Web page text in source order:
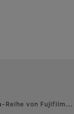
Reihe von Fujifilm…